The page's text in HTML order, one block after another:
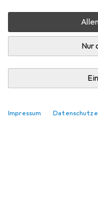
Nur
Impressum
Apples neuer